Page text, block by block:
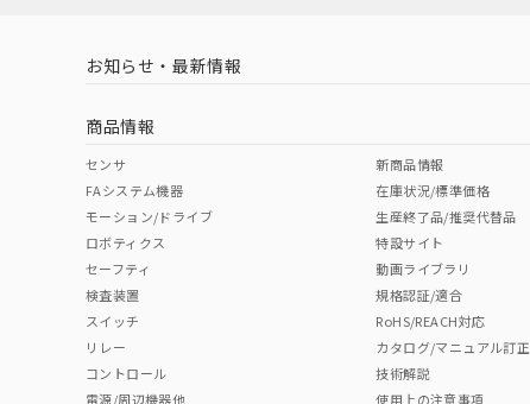
お知らせ・最新情報
商品情報
センサ
FAシステム機器
モーション/ドライブ
ロボティクス
セーフティ
検査装置
スイッチ
リレー
コントロール
電源/周辺機器他
新商品情報
在庫状況/標準価格
生産終了品/推奨代替品
特設サイト
動画ライブラリ
規格認証/適合
RoHS/REACH対応
カタログ/マニュアル訂正
技術解説
使用上の注意事項